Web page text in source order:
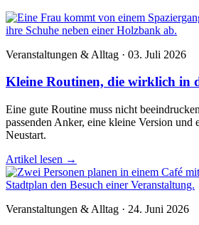
Veranstaltungen & Alltag · 03. Juli 2026
Kleine Routinen, die wirklich in
Eine gute Routine muss nicht
passenden Anker, eine kleine Version und
Neustart.
Artikel lesen →
Veranstaltungen & Alltag · 24. Juni 2026